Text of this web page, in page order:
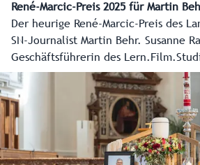
René-Marcic-Preis 2025 für Martin
Der heurige René-Marcic-Preis des
SN-Journalist Martin Behr. Susanne Radke,
Geschäftsführerin des
Nachwuchspreis.